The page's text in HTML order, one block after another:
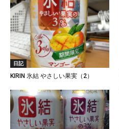
日記
KIRIN 氷結 やさしい果実（2）